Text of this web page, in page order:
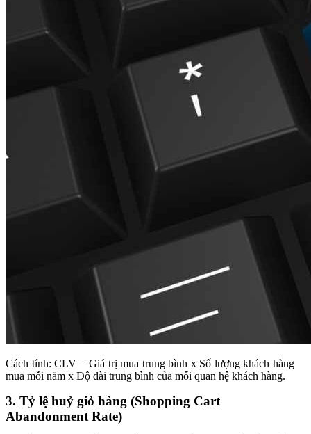
Cách tính: CLV = Giá trị mua trung bình x Số lượng khách hàng
mua mỗi năm x Độ dài trung bình của mối quan hệ khách hàng.
3. Tỷ lệ huỷ giỏ hàng (Shopping Cart
Abandonment Rate)